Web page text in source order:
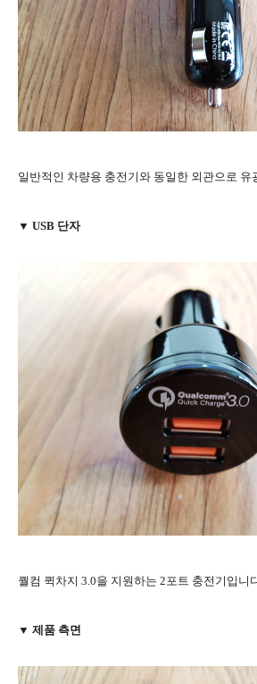
일반적인 차량용 충전기와 동일한 외관으로 유
▼ USB 단자
퀄컴 퀵차지 3.0을 지원하는 2포트 충전기입니
▼ 제품 측면